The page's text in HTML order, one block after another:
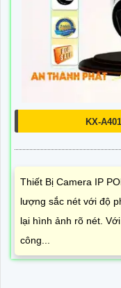
KX-
Thiết Bị Camera IP
lượng sắc nét với độ
lại hình ảnh rõ nét.
công...